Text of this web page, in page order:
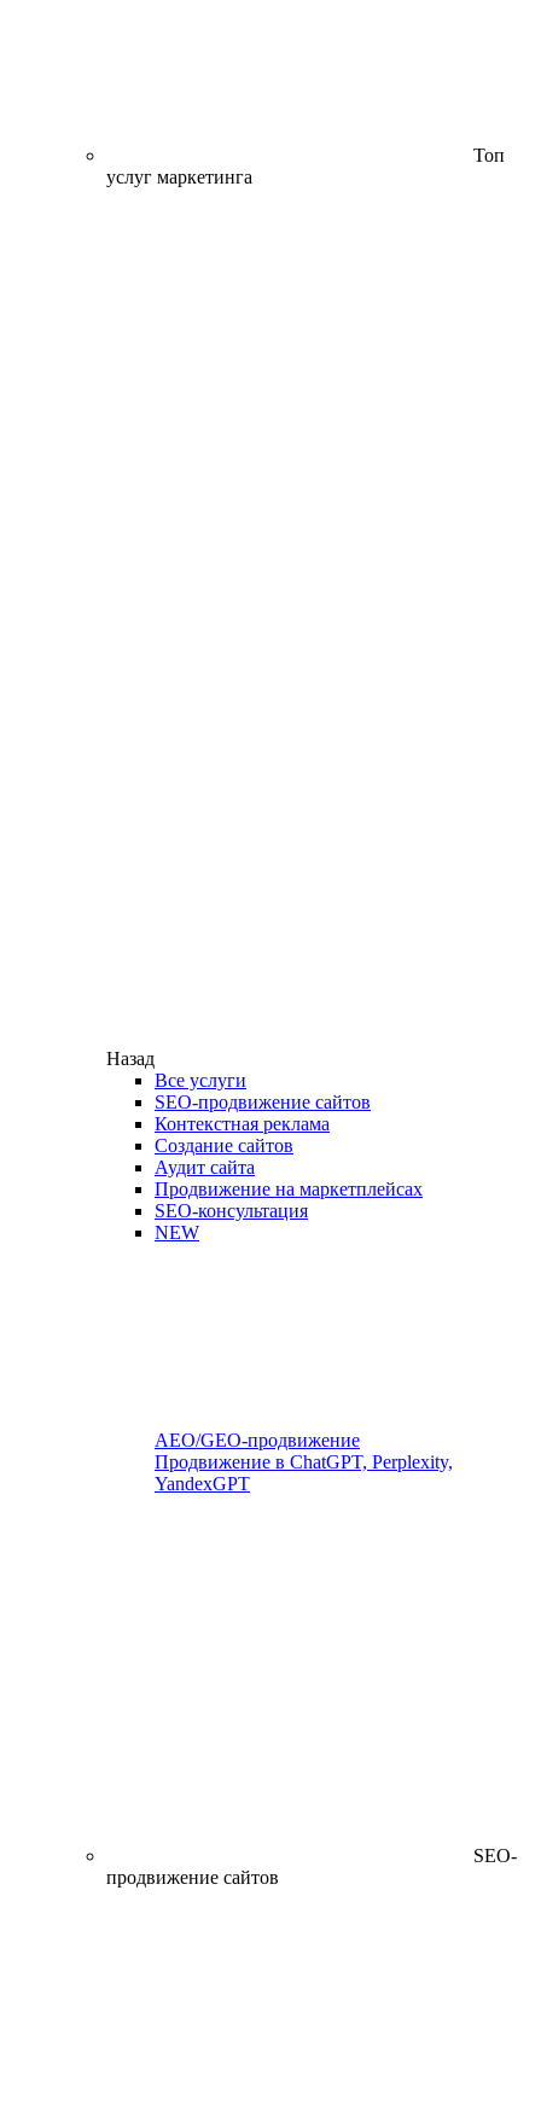
Топ
услуг маркетинга
Назад
Все услуги
SEO-продвижение сайтов
Контекстная реклама
Создание сайтов
Аудит сайта
Продвижение на маркетплейсах
SEO-консультация
NEW
AEO/GEO-продвижение
Продвижение в ChatGPT, Perplexity,
YandexGPT
SEO-
продвижение сайтов